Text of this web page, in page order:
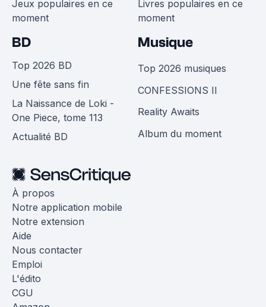
Jeux populaires en ce
moment
Livres populaires en ce
moment
BD
Top 2026 BD
Une fête sans fin
La Naissance de Loki -
One Piece, tome 113
Actualité BD
Musique
Top 2026 musiques
CONFESSIONS II
Reality Awaits
Album du moment
À propos
Notre application mobile
Notre extension
Aide
Nous contacter
Emploi
L'édito
CGU